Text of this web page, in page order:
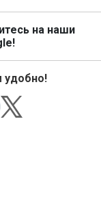
на наши
удобно!